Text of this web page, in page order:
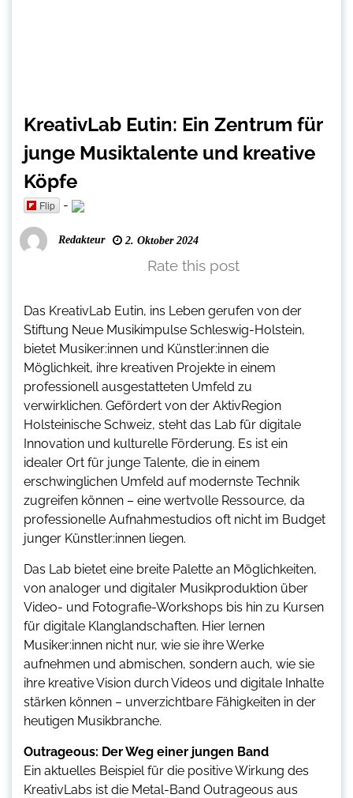
KreativLab Eutin: Ein Zentrum für
junge Musiktalente und kreative
Köpfe
Flip -
Redakteur 2. Oktober 2024
Rate this post
Das KreativLab Eutin, ins Leben gerufen von der
Stiftung Neue Musikimpulse Schleswig-Holstein,
bietet Musiker:innen und Künstler:innen die
Möglichkeit, ihre kreativen Projekte in einem
professionell ausgestatteten Umfeld zu
verwirklichen. Gefördert von der AktivRegion
Holsteinische Schweiz, steht das Lab für digitale
Innovation und kulturelle Förderung. Es ist ein
idealer Ort für junge Talente, die in einem
erschwinglichen Umfeld auf modernste Technik
zugreifen können – eine wertvolle Ressource, da
professionelle Aufnahmestudios oft nicht im Budget
junger Künstler:innen liegen.
Das Lab bietet eine breite Palette an Möglichkeiten,
von analoger und digitaler Musikproduktion über
Video- und Fotografie-Workshops bis hin zu Kursen
für digitale Klanglandschaften. Hier lernen
Musiker:innen nicht nur, wie sie ihre Werke
aufnehmen und abmischen, sondern auch, wie sie
ihre kreative Vision durch Videos und digitale Inhalte
stärken können – unverzichtbare Fähigkeiten in der
heutigen Musikbranche.
Outrageous: Der Weg einer jungen Band
Ein aktuelles Beispiel für die positive Wirkung des
KreativLabs ist die Metal-Band Outrageous aus